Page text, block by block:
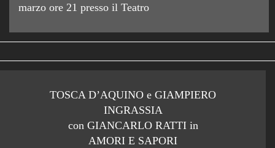
marzo ore 21 presso il Teatro
TOSCA D’AQUINO e GIAMPIERO
INGRASSIA
con GIANCARLO RATTI in
AMORI E SAPORI